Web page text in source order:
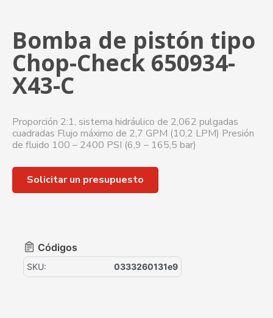
Bomba de pistón tipo
Chop-Check 650934-
X43-C
Proporción 2:1, sistema hidráulico de 2,062 pulgadas
cuadradas Flujo máximo de 2,7 GPM (10,2 LPM) Presión
de fluido 100 – 2400 PSI (6,9 – 165,5 bar)
Solicitar un presupuesto
Códigos
SKU: 0333260131e9